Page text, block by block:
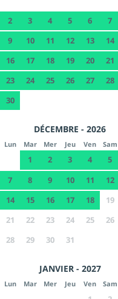
2
3 4 5 6 7
9
10 11 12 13 14
16
17 18 19 20 21
23
24 25 26 27 28
30
DÉCEMBRE - 2026
Lun Mar Mer Jeu Ven Sam
1 2 3 4 5
7
8 9 10 11 12
14
15 16 17 18 19
21
22 23 24 25 26
28
29 30 31
JANVIER - 2027
Lun Mar Mer Jeu Ven Sam